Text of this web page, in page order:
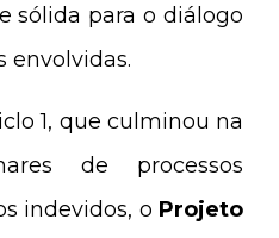
sólida para o diálogo
envolvidas.
1, que culminou na
de processos
indevidos, o Projeto